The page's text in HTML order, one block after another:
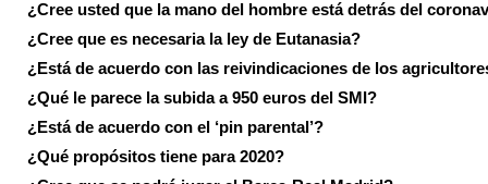
¿Cree usted que la mano del hombre está detrás del
¿Cree que es necesaria la ley de Eutanasia?
¿Está de acuerdo con las reivindicaciones de los
¿Qué le parece la subida a 950 euros del SMI?
¿Está de acuerdo con el ‘pin parental’?
¿Qué propósitos tiene para 2020?